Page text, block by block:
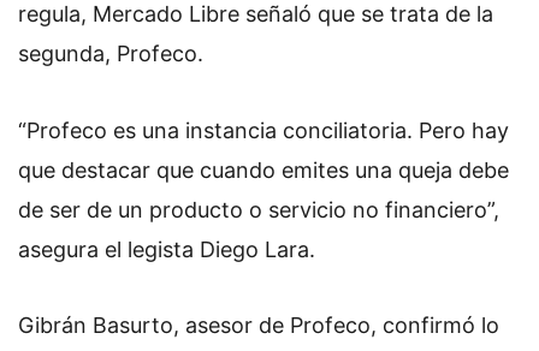
regula, Mercado Libre señaló que se trata de la
segunda, Profeco.
“Profeco es una instancia conciliatoria. Pero hay
que destacar que cuando emites una queja debe
de ser de un producto o servicio no financiero”,
asegura el legista Diego Lara.
Gibrán Basurto, asesor de Profeco, confirmó lo